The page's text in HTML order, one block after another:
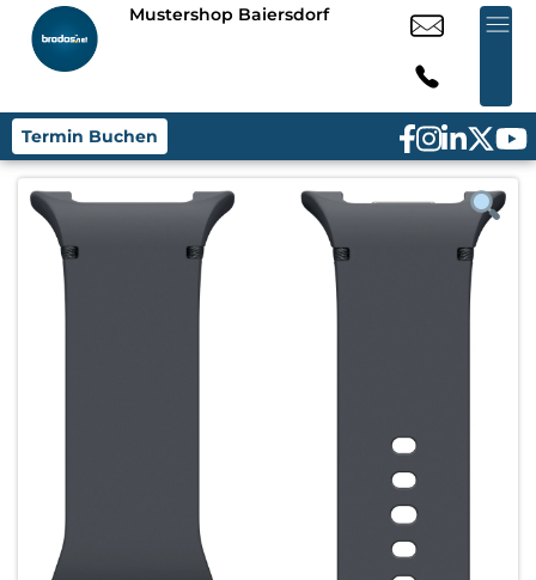
Mustershop Baiersdorf
Termin Buchen